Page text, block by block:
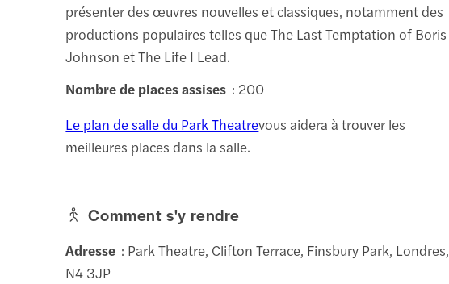
présenter des œuvres nouvelles et classiques, notamment des
productions populaires telles que The Last Temptation of Boris
Johnson et The Life I Lead.
Nombre de places assises : 200
Le plan de salle du Park Theatrevous aidera à trouver les
meilleures places dans la salle.
Comment s'y rendre
Adresse : Park Theatre, Clifton Terrace, Finsbury Park, Londres,
N4 3JP